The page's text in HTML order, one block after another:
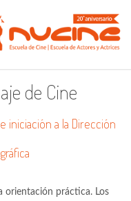
de Cine
iniciación a la Dirección
orientación práctica. Los